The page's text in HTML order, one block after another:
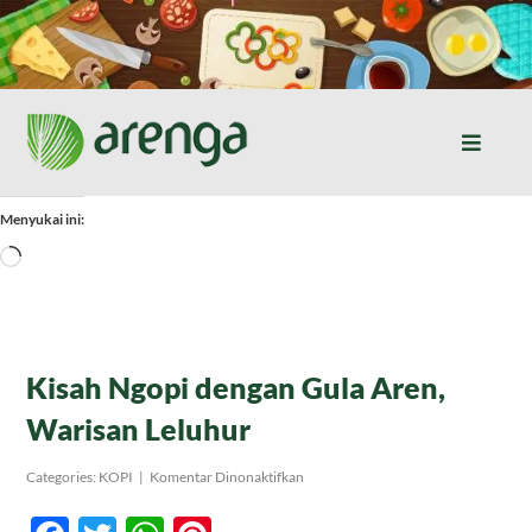
Skip
to
content
Toggle
Home
Tentang Kami
Produk
Menyukai ini:
Memuat...
Kisah Ngopi dengan Gula Aren,
Warisan Leluhur
Categories: KOPI | Komentar Dinonaktifkan